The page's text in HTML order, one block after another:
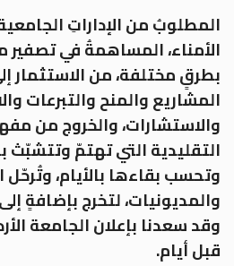
المطلوبُ من الإداراتِ
الأمناء، المساهمةُ في
بطرقٍ مختلفة، من الاستثمار
المشاريع والمنح والتبرعات
والاستشارات، والخروج من
التقليدية التي تهتمّ
وتحسب بقاءها بالأيام،
والمديونيات، لتخرج بإضافةٍ
وقد سعدنا بإعلان الجامعة
قبل أيام.